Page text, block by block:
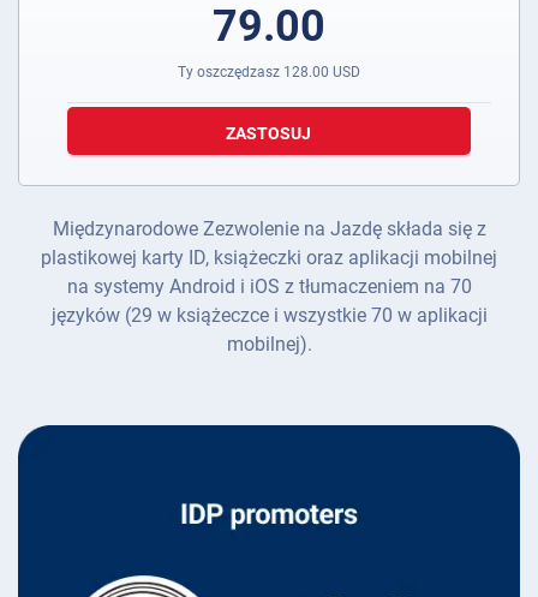
79.00
Ty oszczędzasz 128.00 USD
ZASTOSUJ
Międzynarodowe Zezwolenie na Jazdę składa się z
plastikowej karty ID, książeczki oraz aplikacji mobilnej
na systemy Android i iOS z tłumaczeniem na 70
języków (29 w książeczce i wszystkie 70 w aplikacji
mobilnej).